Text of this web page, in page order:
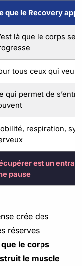
que le Recovery
là que le corps se
tous ceux qui
qui permet de
respiration,
est un
pause
crée des
réserves
le corps
le muscle